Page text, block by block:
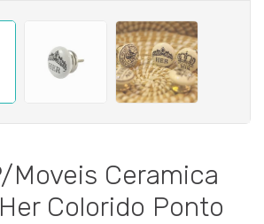
Moveis Ceramica
Colorido Ponto